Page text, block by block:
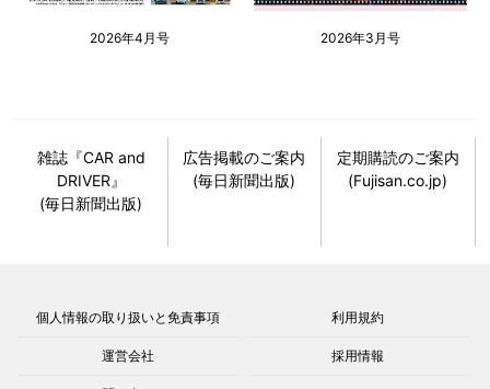
2026年4月号 2026年3月号
雑誌『CAR and
DRIVER』
(毎日新聞出版)
広告掲載のご案内
(毎日新聞出版)
定期購読のご案内
(Fujisan.co.jp)
個人情報の取り扱いと免責事項 利用規約
運営会社 採用情報